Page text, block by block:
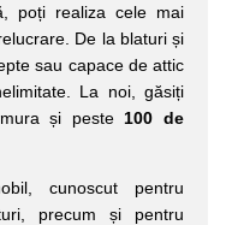
poți realiza cele mai
De la blaturi și
sau capace de attic
La noi, găsiți
și peste 100 de
cunoscut pentru
precum și pentru